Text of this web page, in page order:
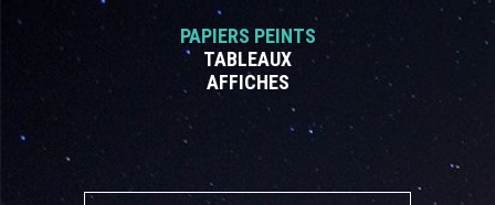
PAPIERS PEINTS
TABLEAUX
AFFICHES